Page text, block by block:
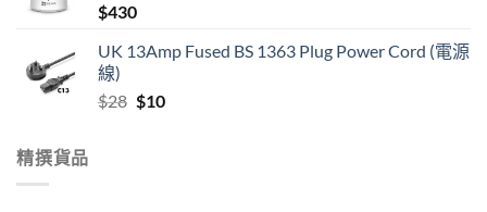
$430
UK 13Amp Fused BS 1363 Plug Power Cord (電源
線)
$28 Original
$10Current
精撰貨品